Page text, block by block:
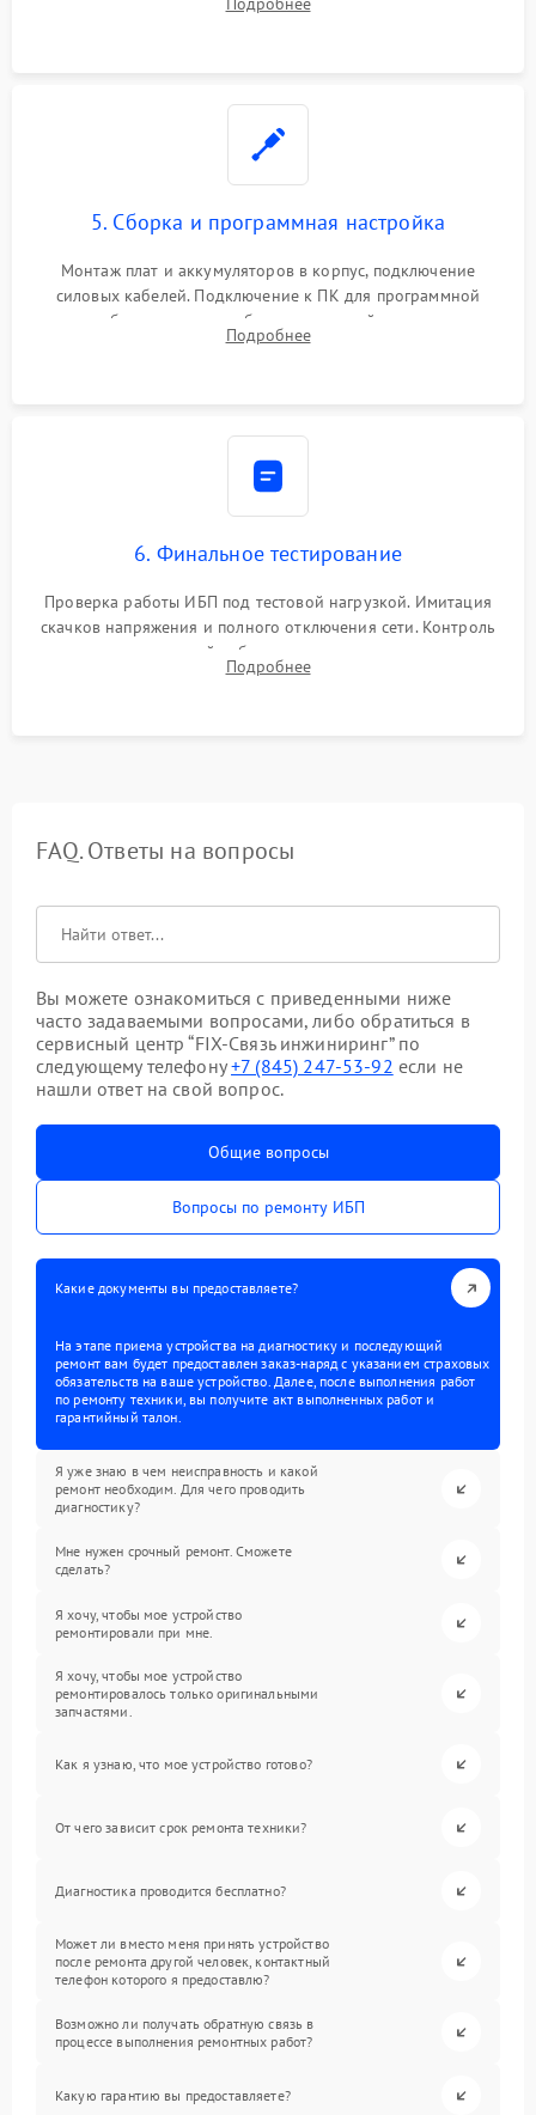
Восстановление поврежденных токоведущих дорожек и
5. Сборка и программная настройка
Монтаж плат и аккумуляторов в корпус, подключение
силовых кабелей. Подключение к ПК для программной
калибровки констант батареи, настройки порогов
срабатывания AVR и сброса счетчиков старения АКБ.
Подробнее
6. Финальное тестирование
Проверка работы ИБП под тестовой нагрузкой. Имитация
скачков напряжения и полного отключения сети. Контроль
времени автономной работы, температурного режима и
корректности формы выходного сигнала.
Подробнее
FAQ. Ответы на вопросы
Вы можете ознакомиться с приведенными ниже
часто задаваемыми вопросами, либо обратиться в
сервисный центр “FIX-Связь инжиниринг” по
следующему телефону+7 (845) 247-53-92 если не
нашли ответ на свой вопрос.
Общие вопросы
Вопросы по ремонту ИБП
Какие документы вы предоставляете?
На этапе приема устройства на диагностику и последующий
ремонт вам будет предоставлен заказ-наряд с указанием страховых
обязательств на ваше устройство. Далее, после выполнения работ
по ремонту техники, вы получите акт выполненных работ и
гарантийный талон.
Я уже знаю в чем неисправность и какой
ремонт необходим. Для чего проводить
диагностику?
Мне нужен срочный ремонт. Сможете
сделать?
Я хочу, чтобы мое устройство
ремонтировали при мне.
Я хочу, чтобы мое устройство
ремонтировалось только оригинальными
запчастями.
Как я узнаю, что мое устройство готово?
От чего зависит срок ремонта техники?
Диагностика проводится бесплатно?
Может ли вместо меня принять устройство
после ремонта другой человек, контактный
телефон которого я предоставлю?
Возможно ли получать обратную связь в
процессе выполнения ремонтных работ?
Какую гарантию вы предоставляете?